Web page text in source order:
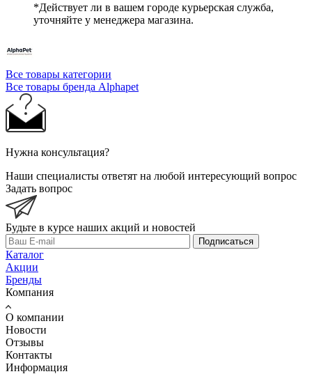
*Действует ли в вашем городе курьерская служба,
уточняйте у менеджера магазина.
Все товары категории
Все товары бренда Alphapet
Нужна консультация?
Наши специалисты ответят на любой интересующий вопрос
Задать вопрос
Будьте в курсе наших акций и новостей
Подписаться
Каталог
Акции
Бренды
Компания
О компании
Новости
Отзывы
Контакты
Информация